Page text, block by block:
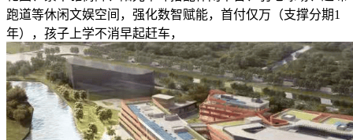
跑道等休闲文娱空间，强化数智赋能，首付仅万（支撑分期1
年），孩子上学不消早起赶车，